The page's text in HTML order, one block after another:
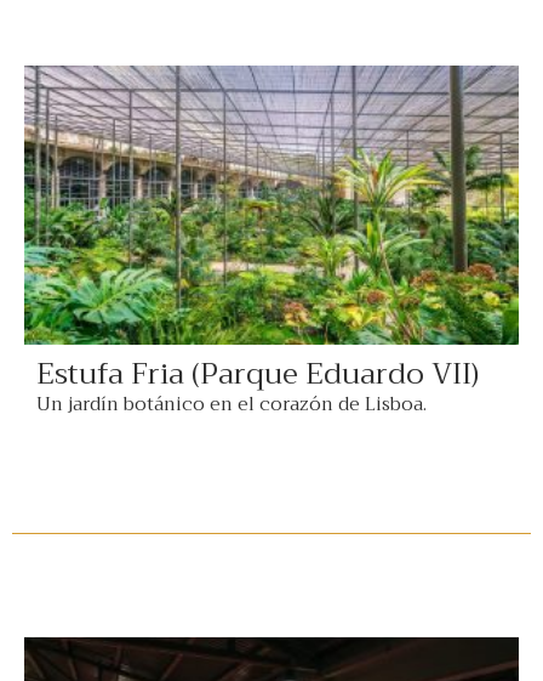
Estufa Fria (Parque Eduardo VII)
Un jardín botánico en el corazón de Lisboa.